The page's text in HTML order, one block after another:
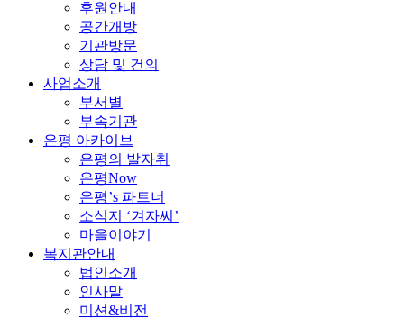
후원안내
공간개방
기관방문
상담 및 건의
사업소개
부서별
부속기관
은평 아카이브
은평의 발자취
은평Now
은평’s 파트너
소식지 ‘겨자씨’
마을이야기
복지관안내
법인소개
인사말
미션&비전